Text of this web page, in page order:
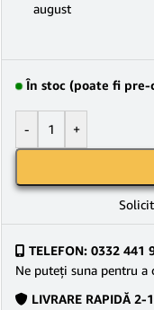
august
În stoc (poate fi pre-
- +
TELEFON: 0332 441
Ne puteţi suna pentru a
LIVRARE RAPIDĂ